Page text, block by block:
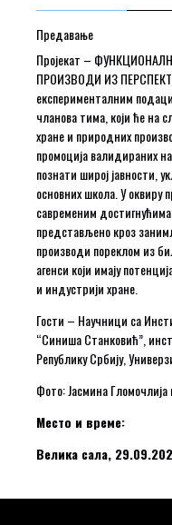
Предавање
Пројекат –
ПРОИЗВОДИ ИЗ
експерименталним
чланова тима, који ће на
хране и природних
промоција валидираних
познати широј јавности,
основних школа. У оквиру
савременим
представљено кроз
производи пореклом из
агенси који имају
и индустрији хране.
Гости – Научници са
“Синиша Станковић”,
Републику Србију,
Фото: Јасмина Гломочлија
Место и време:
Велика сала,